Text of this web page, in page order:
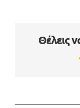
Θέλεις